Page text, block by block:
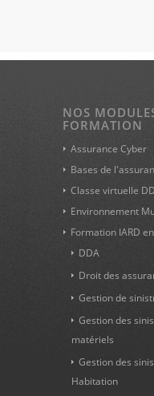
NOS
FORMATION
Assurance Cyber
Bases de
Classe virtuelle
Environnement
Formation IARD
DDA
Droit des
Gestion de
Gestion des
matériels
Gestion des
Habitation